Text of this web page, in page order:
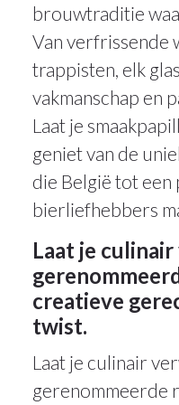
brouwtraditie
Van verfrissende
trappisten, elk
vakmanschap en
Laat je
geniet van de
die België tot een
bierliefhebbers
Laat je
creatieve
twist.
Laat je culinair
gerenommeerde